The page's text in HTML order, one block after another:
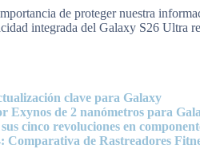
de proteger nuestra
integrada del Galaxy S26 Ultra
clave para Galaxy
Exynos de 2 nanómetros para
cinco revoluciones en
Comparativa de Rastreadores